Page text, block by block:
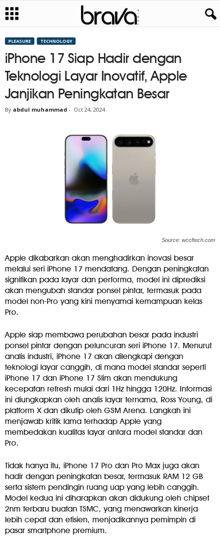
PLEASURE TECHNOLOGY
iPhone 17 Siap Hadir dengan
Teknologi Layar Inovatif, Apple
Janjikan Peningkatan Besar
By abdul muhammad - Oct 24, 2024
Source: wccftech.com
Apple dikabarkan akan menghadirkan inovasi besar
melalui seri iPhone 17 mendatang. Dengan peningkatan
signifikan pada layar dan performa, model ini diprediksi
akan mengubah standar ponsel pintar, termasuk pada
model non-Pro yang kini menyamai kemampuan kelas
Pro.
Apple siap membawa perubahan besar pada industri
ponsel pintar dengan peluncuran seri iPhone 17. Menurut
analis industri, iPhone 17 akan dilengkapi dengan
teknologi layar canggih, di mana model standar seperti
iPhone 17 dan iPhone 17 Slim akan mendukung
kecepatan refresh mulai dari 1Hz hingga 120Hz. Informasi
ini diungkapkan oleh analis layar ternama, Ross Young, di
platform X dan dikutip oleh GSM Arena. Langkah ini
menjawab kritik lama terhadap Apple yang
membedakan kualitas layar antara model standar dan
Pro.
Tidak hanya itu, iPhone 17 Pro dan Pro Max juga akan
hadir dengan peningkatan besar, termasuk RAM 12 GB
serta sistem pendingin ruang uap yang lebih canggih.
Model kedua ini diharapkan akan didukung oleh chipset
2nm terbaru buatan TSMC, yang menawarkan kinerja
lebih cepat dan efisien, menjadikannya pemimpin di
pasar smartphone premium.